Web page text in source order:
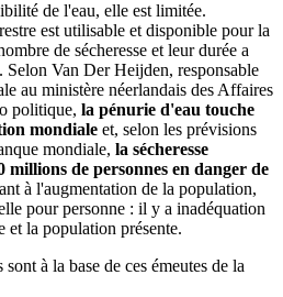
de l'eau, elle est limitée.
est utilisable et disponible pour la
de sécheresse et leur durée a
Selon Van Der Heijden, responsable
au ministère néerlandais des Affaires
politique, la pénurie d'eau touche
mondiale et, selon les prévisions
mondiale, la sécheresse
de personnes en danger de
à l'augmentation de la population,
pour personne : il y a inadéquation
et la population présente.
à la base de ces émeutes de la